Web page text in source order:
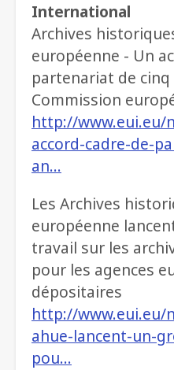
International
Archives
européenne - Un
partenariat de cinq
Commission
http://www.eui.eu/
accord-cadre-de-
an…
Les Archives
européenne
travail sur les
pour les agences
dépositaires
http://www.eui.eu/
ahue-lancent-un-
pou…